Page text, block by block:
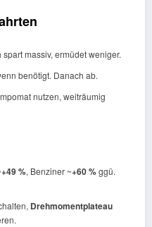
massiv, ermüdet weniger.
benötigt. Danach ab.
nutzen, weiträumig
+49 %, Benziner ~+60 %ggü.
Drehmomentplateau